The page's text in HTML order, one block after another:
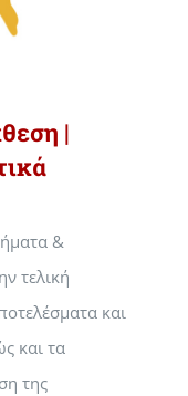
|
&
τελική
και
και τα
της